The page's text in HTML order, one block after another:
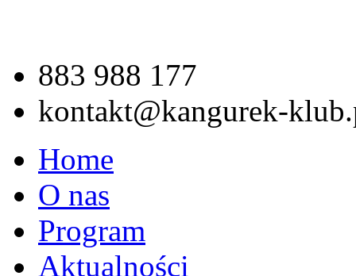
883 988 177
kontakt@kangurek-
Home
O nas
Program
Aktualności